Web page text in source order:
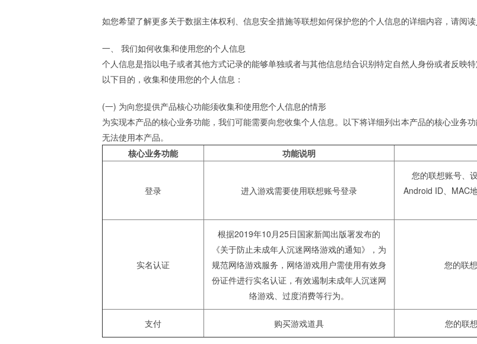
如您希望了解更多关于数据主体权利、信息安全措施等联想如何保护您的个人信息的详细内容，请阅读
一、 我们如何收集和使用您的个人信息
个人信息是指以电子或者其他方式记录的能够单独或者与其他信息结合识别特定自然人身份或者反映
以下目的，收集和使用您的个人信息：
(一) 为向您提供产品核心功能须收集和使用您个人信息的情形
为实现本产品的核心业务功能，我们可能需要向您收集个人信息。以下将详细列出本产品的核心业务
无法使用本产品。
核心业务功能
功能说明
登录 进入游戏需要使用联想账号登录
您的联想账号、
Android ID、MAC
实名认证
根据2019年10月25日国家新闻出版署发布的
《关于防止未成年人沉迷网络游戏的通知》，为
规范网络游戏服务，网络游戏用户需使用有效身
份证件进行实名认证，有效遏制未成年人沉迷网
络游戏、过度消费等行为。
您的联
支付 购买游戏道具 您的联